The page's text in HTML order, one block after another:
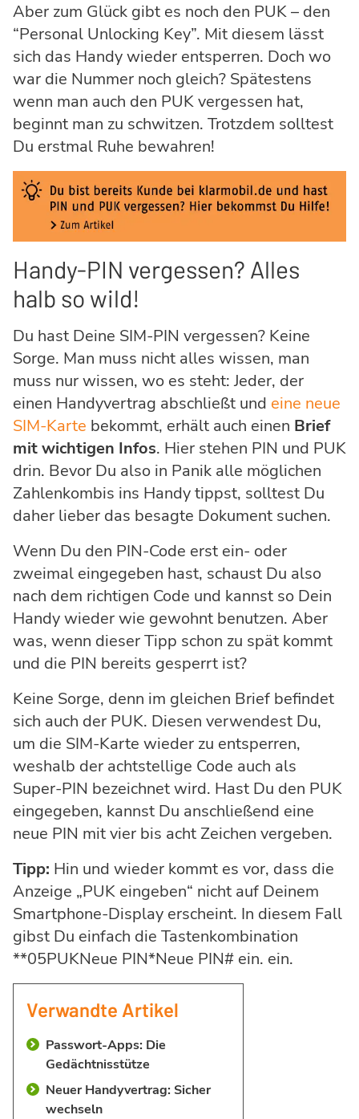
Aber zum Glück gibt es noch den PUK – den
“Personal Unlocking Key”. Mit diesem lässt
sich das Handy wieder entsperren. Doch wo
war die Nummer noch gleich? Spätestens
wenn man auch den PUK vergessen hat,
beginnt man zu schwitzen. Trotzdem solltest
Du erstmal Ruhe bewahren!
Handy-PIN vergessen? Alles
halb so wild!
Du hast Deine SIM-PIN vergessen? Keine
Sorge. Man muss nicht alles wissen, man
muss nur wissen, wo es steht: Jeder, der
einen Handyvertrag abschließt und eine neue
SIM-Karte bekommt, erhält auch einen Brief
mit wichtigen Infos. Hier stehen PIN und PUK
drin. Bevor Du also in Panik alle möglichen
Zahlenkombis ins Handy tippst, solltest Du
daher lieber das besagte Dokument suchen.
Wenn Du den PIN-Code erst ein- oder
zweimal eingegeben hast, schaust Du also
nach dem richtigen Code und kannst so Dein
Handy wieder wie gewohnt benutzen. Aber
was, wenn dieser Tipp schon zu spät kommt
und die PIN bereits gesperrt ist?
Keine Sorge, denn im gleichen Brief befindet
sich auch der PUK. Diesen verwendest Du,
um die SIM-Karte wieder zu entsperren,
weshalb der achtstellige Code auch als
Super-PIN bezeichnet wird. Hast Du den PUK
eingegeben, kannst Du anschließend eine
neue PIN mit vier bis acht Zeichen vergeben.
Tipp: Hin und wieder kommt es vor, dass die
Anzeige „PUK eingeben“ nicht auf Deinem
Smartphone-Display erscheint. In diesem Fall
gibst Du einfach die Tastenkombination
**05PUKNeue PIN*Neue PIN# ein. ein.
Verwandte Artikel
Passwort-Apps: Die
Gedächtnisstütze
Neuer Handyvertrag: Sicher
wechseln